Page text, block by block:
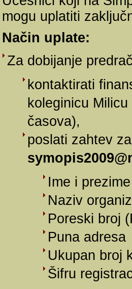
mogu uplatiti
Način uplate:
Za dobijanje
kontaktirati
koleginicu
časova),
poslati zahtev
Ime i
Naziv
Poreski broj
Puna adresa
Ukupan broj
Šifru